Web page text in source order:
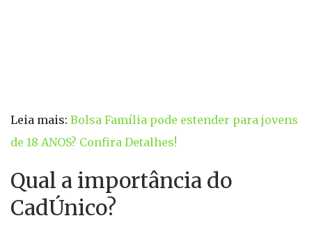
Leia mais: Bolsa Família pode estender para jovens
de 18 ANOS? Confira Detalhes!
Qual a importância do
CadÚnico?